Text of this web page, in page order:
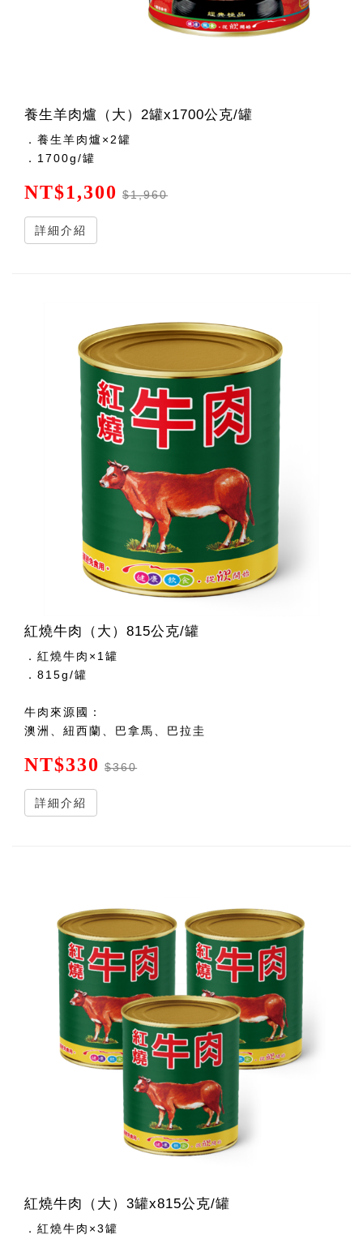
養生羊肉爐（大）2罐x1700公克/罐
．養生羊肉爐×2罐
．1700g/罐
NT$1,300 $1,960
詳細介紹
紅燒牛肉（大）815公克/罐
．紅燒牛肉×1罐
．815g/罐
牛肉來源國：
澳洲、紐西蘭、巴拿馬、巴拉圭
NT$330 $360
詳細介紹
紅燒牛肉（大）3罐x815公克/罐
．紅燒牛肉×3罐